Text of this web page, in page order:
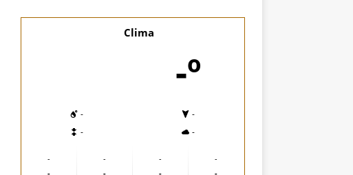
Clima
-º
-
-
-
-
-
-
-
-